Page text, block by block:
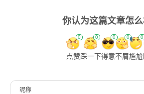
你认为这篇文章怎么
0
点赞
0
踩一下
0
得意
0
不屑
0
尴尬
昵称